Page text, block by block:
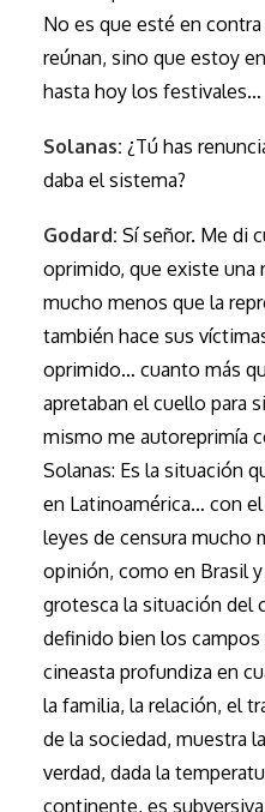
No es que esté en
reúnan, sino que estoy
hasta hoy los festivales…
Solanas: ¿Tú has
daba el sistema?
Godard: Sí señor. Me di
oprimido, que existe una
mucho menos que la
también hace sus
oprimido… cuanto más
apretaban el cuello para
mismo me autoreprimía
Solanas: Es la situación
en Latinoamérica… con
leyes de censura mucho
opinión, como en Brasil
grotesca la situación del
definido bien los
cineasta profundiza en
la familia, la relación, el
de la sociedad, muestra
verdad, dada la
continente, es